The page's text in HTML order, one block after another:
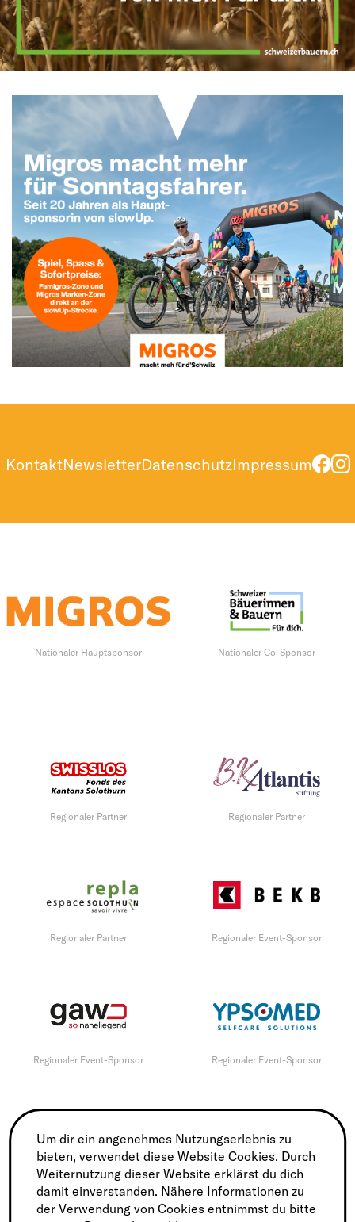
KontaktNewsletterDatenschutzImpressum
Nationaler Hauptsponsor Nationaler Co-Sponsor
Regionaler Partner Regionaler Partner
Regionaler Partner Regionaler Event-Sponsor
Regionaler Event-Sponsor Regionaler Event-Sponsor
Regionaler Event-Sponsor
Um dir ein angenehmes Nutzungserlebnis zu
bieten, verwendet diese Website Cookies. Durch
Weiternutzung dieser Website erklärst du dich
damit einverstanden. Nähere Informationen zu
der Verwendung von Cookies entnimmst du bitte